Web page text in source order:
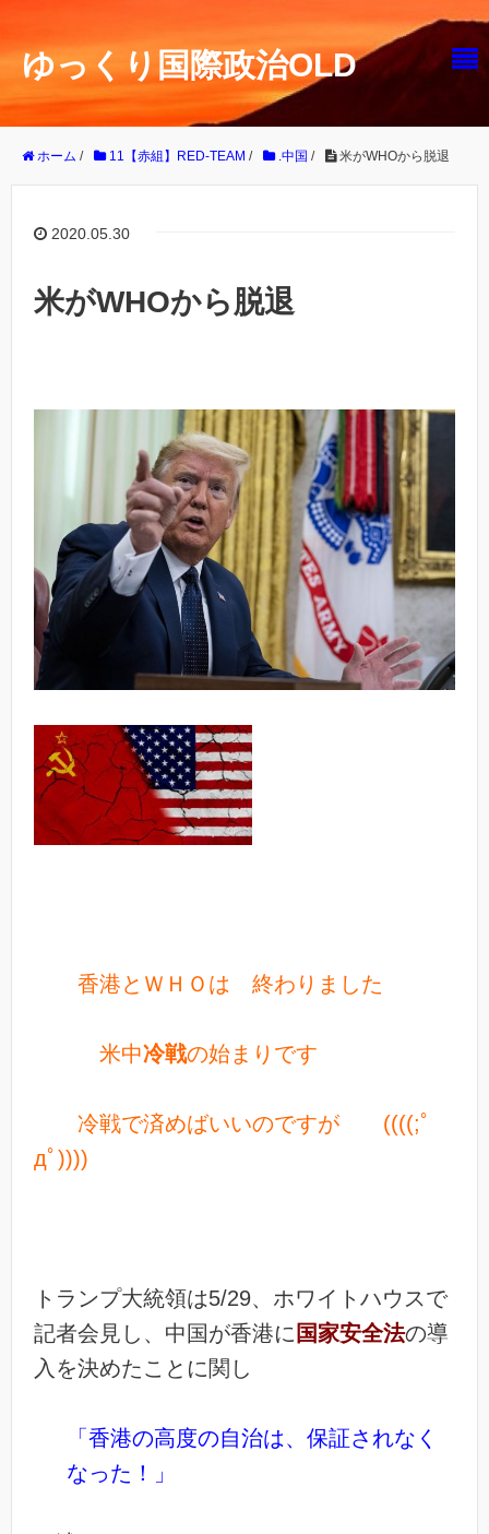
ゆっくり国際政治OLD
ホーム / 11【赤組】RED-TEAM / .中国 / 米がWHOから脱退
2020.05.30
米がWHOから脱退
香港とＷＨＯは 終わりました
米中冷戦の始まりです
冷戦で済めばいいのですが ((((;ﾟ
дﾟ))))
トランプ大統領は5/29、ホワイトハウスで
記者会見し、中国が香港に 国家安全法の導
入を決めたことに関し
「香港の高度の自治は、保証されなく
なった！」